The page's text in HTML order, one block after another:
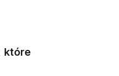
które